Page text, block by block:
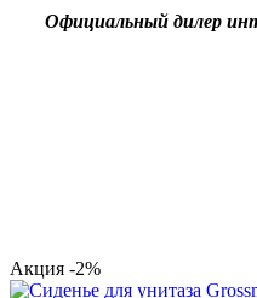
Официальный дилер
Акция -2%